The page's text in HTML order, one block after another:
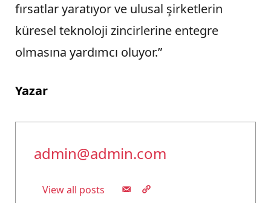
fırsatlar yaratıyor ve ulusal şirketlerin
küresel teknoloji zincirlerine entegre
olmasına yardımcı oluyor.”
Yazar
admin@admin.com
View all posts